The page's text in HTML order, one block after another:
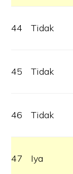
44 Tidak
45 Tidak
46 Tidak
47 Iya